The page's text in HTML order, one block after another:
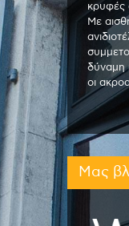
κρυφές
Με
δύναμη
οι
Μας